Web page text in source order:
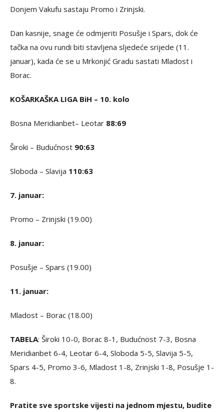
Donjem Vakufu sastaju Promo i Zrinjski.
Dan kasnije, snage će odmjeriti Posušje i Spars, dok će
tačka na ovu rundi biti stavljena sljedeće srijede (11.
januar), kada će se u Mrkonjić Gradu sastati Mladost i
Borac.
KOŠARKAŠKA LIGA BiH – 10. kolo
Bosna Meridianbet– Leotar 88:69
Široki – Budućnost 90:63
Sloboda – Slavija 110:63
7. januar:
Promo – Zrinjski (19.00)
8. januar:
Posušje – Spars (19.00)
11. januar:
Mladost – Borac (18.00)
TABELA: Široki 10-0, Borac 8-1, Budućnost 7-3, Bosna
Meridianbet 6-4, Leotar 6-4, Sloboda 5-5, Slavija 5-5,
Spars 4-5, Promo 3-6, Mladost 1-8, Zrinjski 1-8, Posušje 1-
8.
Pratite sve sportske vijesti na jednom mjestu, budite